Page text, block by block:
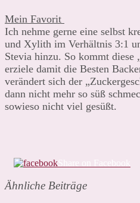
Mein Favorit
Ich nehme gerne eine selbst
und Xylith im Verhältnis 3:1
Stevia hinzu. So kommt diese
erziele damit die Besten
verändert sich der
dann nicht mehr so süß
sowieso nicht viel gesüßt.
Ähnliche Beiträge